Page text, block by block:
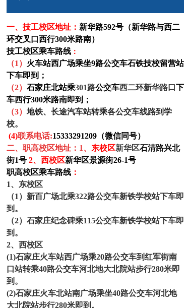
一、技工校区地址： 新华路592号（新华路与西二
环交叉口西行300米路南）
技工校区乘车路线：
（1） 火车站西广场乘坐9路公交车石铁技校留营站
下车即到；
（2） 石家庄北站乘301路公交车西二环新华路口 下
车西行300米路南即到 ；
（3） 地铁、长途汽车站转乘各公交车线路到学
校。
(4)联系电话:15333291209（微信同号）
二、职高校区地址：1、 东校区新华区石清路兴北
街1号 2、西校区新华区景源街26-1号
职高校区乘车路线：
1、东校区
（1）新百广场北乘322路公交车新铁学校站下车即
到。
（2）石家庄纪念碑乘115公交车新铁学校站下车即
到。
2、西校区
(1)石家庄火车站西广场乘20路公交车到红军街南
口站转乘40路公交车河北地大北院站步行280米即
到。
(2)石家庄火车北站南广场乘坐40路公交车河北地
大北院站步行280米即到。